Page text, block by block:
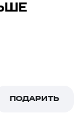
ПОДАРИТЬ